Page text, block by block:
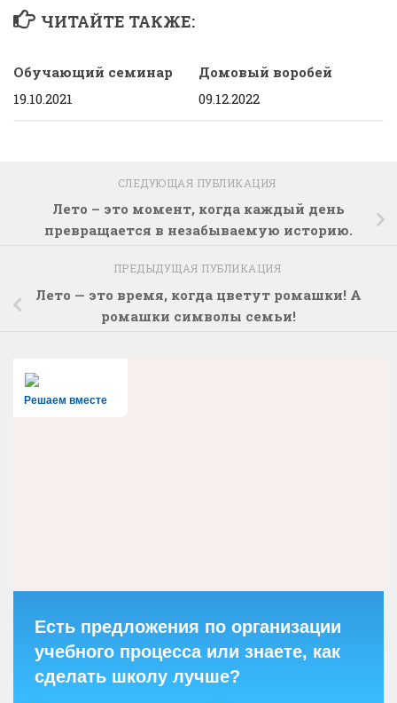
ЧИТАЙТЕ ТАКЖЕ:
Обучающий семинар
19.10.2021
Домовый воробей
09.12.2022
СЛЕДУЮЩАЯ ПУБЛИКАЦИЯ
Лето – это момент, когда каждый день
превращается в незабываемую историю.
ПРЕДЫДУЩАЯ ПУБЛИКАЦИЯ
Лето — это время, когда цветут ромашки! А
ромашки символы семьи!
Решаем вместе
Есть предложения по организации
учебного процесса или знаете, как
сделать школу лучше?